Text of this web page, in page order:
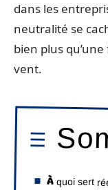
dans les
neutralité se
bien plus
vent.
À quoi sert